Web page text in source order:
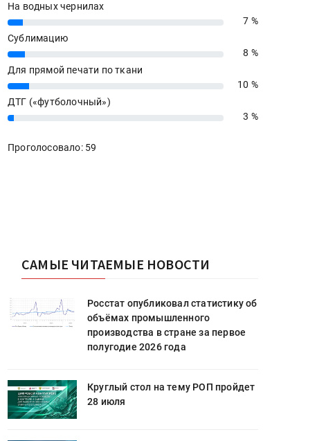
На водных чернилах
7%
7 %
Сублимацию
8%
8 %
Для прямой печати по ткани
10%
10 %
ДТГ («футболочный»)
3% 3 %
Проголосовало: 59
САМЫЕ ЧИТАЕМЫЕ НОВОСТИ
Росстат опубликовал статистику об
объёмах промышленного
производства в стране за первое
полугодие 2026 года
Круглый стол на тему РОП пройдет
28 июля